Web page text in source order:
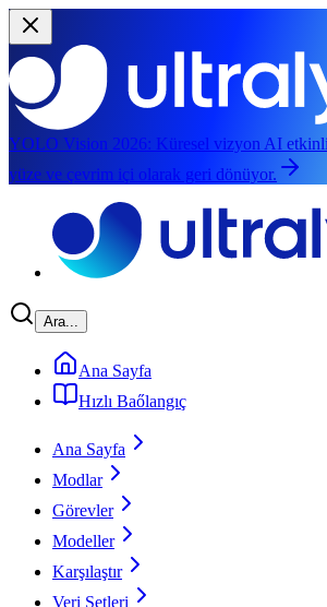
YOLO Vision 2026: Küresel vizyon AI
yüze ve çevrim içi olarak geri dönüyor.
Ara...
Ana Sayfa
Hızlı Baőlangıç
Ana Sayfa
Modlar
Görevler
Modeller
Karşılaştır
Veri Setleri